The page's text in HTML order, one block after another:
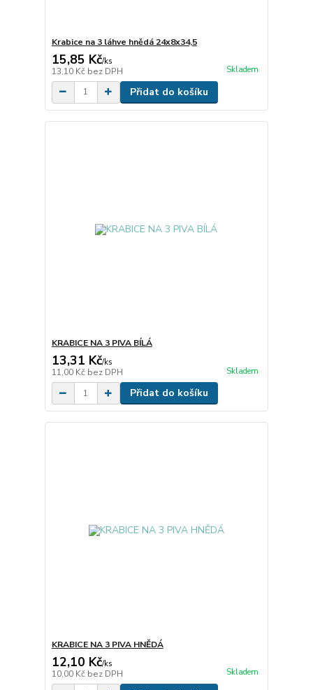
Krabice na 3 láhve hnědá 24x8x34,5
15,85 Kč/ks
13,10 Kč bez DPH Skladem
Přidat do košíku
KRABICE NA 3 PIVA BÍLÁ
13,31 Kč/ks
11,00 Kč bez DPH Skladem
Přidat do košíku
KRABICE NA 3 PIVA HNĚDÁ
12,10 Kč/ks
10,00 Kč bez DPH Skladem